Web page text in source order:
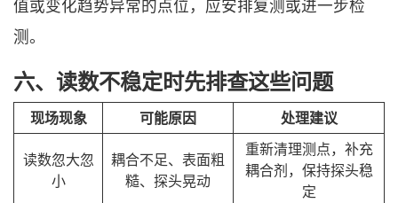
值或变化趋势异常的点位，应安排复测或进一步检
测。
六、读数不稳定时先排查这些问题
现场现象 可能原因 处理建议
读数忽大忽
小
耦合不足、表面粗
糙、探头晃动
重新清理测点，补充
耦合剂，保持探头稳
定